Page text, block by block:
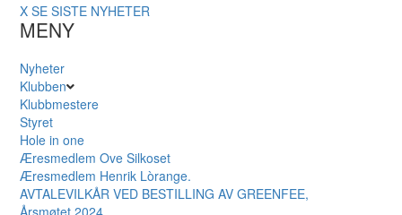
X SE SISTE NYHETER
MENY
Nyheter
Klubben
Klubbmestere
Styret
Hole in one
Æresmedlem Ove Silkoset
Æresmedlem Henrik Lòrange.
AVTALEVILKÅR VED BESTILLING AV GREENFEE,
Årsmøtet 2024